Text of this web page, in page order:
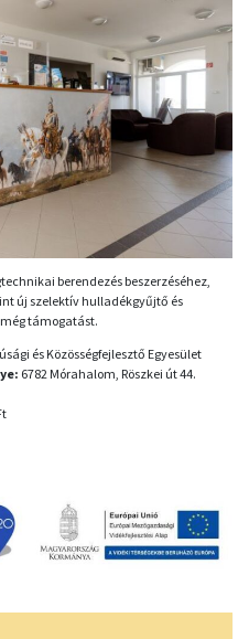
berendezés beszerzéséhez,
új szelektív hulladékgyűjtő és
támogatást.
és Közösségfejlesztő Egyesület
6782 Mórahalom, Röszkei út 44.